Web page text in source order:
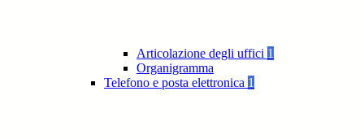
Articolazione degli uffici 1
Organigramma
Telefono e posta elettronica 1